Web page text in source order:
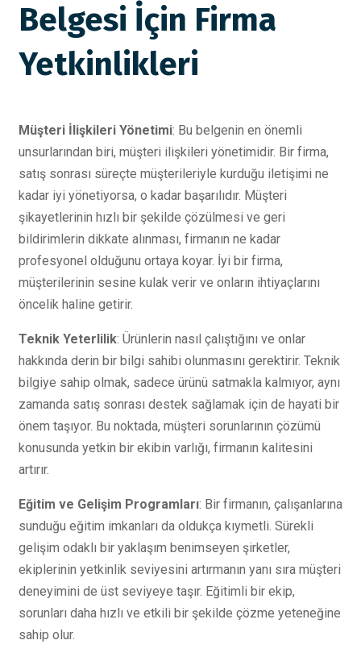
Belgesi İçin Firma
Yetkinlikleri
Müşteri İlişkileri Yönetimi: Bu belgenin en önemli
unsurlarından biri, müşteri ilişkileri yönetimidir. Bir firma,
satış sonrası süreçte müşterileriyle kurduğu iletişimi ne
kadar iyi yönetiyorsa, o kadar başarılıdır. Müşteri
şikayetlerinin hızlı bir şekilde çözülmesi ve geri
bildirimlerin dikkate alınması, firmanın ne kadar
profesyonel olduğunu ortaya koyar. İyi bir firma,
müşterilerinin sesine kulak verir ve onların ihtiyaçlarını
öncelik haline getirir.
Teknik Yeterlilik: Ürünlerin nasıl çalıştığını ve onlar
hakkında derin bir bilgi sahibi olunmasını gerektirir. Teknik
bilgiye sahip olmak, sadece ürünü satmakla kalmıyor, aynı
zamanda satış sonrası destek sağlamak için de hayati bir
önem taşıyor. Bu noktada, müşteri sorunlarının çözümü
konusunda yetkin bir ekibin varlığı, firmanın kalitesini
artırır.
Eğitim ve Gelişim Programları: Bir firmanın, çalışanlarına
sunduğu eğitim imkanları da oldukça kıymetli. Sürekli
gelişim odaklı bir yaklaşım benimseyen şirketler,
ekiplerinin yetkinlik seviyesini artırmanın yanı sıra müşteri
deneyimini de üst seviyeye taşır. Eğitimli bir ekip,
sorunları daha hızlı ve etkili bir şekilde çözme yeteneğine
sahip olur.